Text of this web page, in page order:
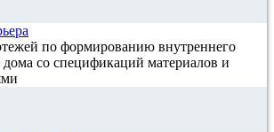
по формированию внутреннего
дома со спецификаций материалов и